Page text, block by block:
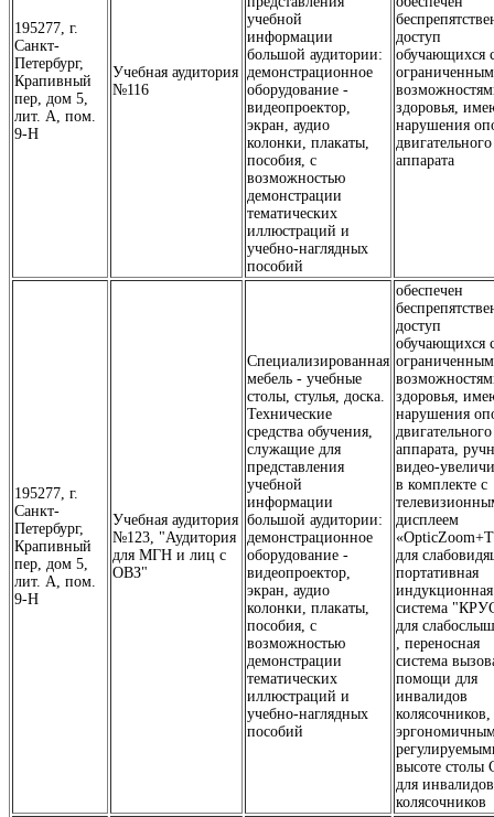
195277, г.
Санкт-
Петербург,
Крапивный
пер, дом 5,
лит. А, пом.
9-Н
Учебная аудитория
№116
учебной
информации
большой аудитории:
демонстрационное
оборудование -
видеопроектор,
экран, аудио
колонки, плакаты,
пособия, с
возможностью
демонстрации
тематических
иллюстраций и
учебно-наглядных
пособий
доступ
обучающихся
здоровья,
нарушения
двигательного
аппарата
195277, г.
Санкт-
Петербург,
Крапивный
пер, дом 5,
лит. А, пом.
9-Н
Учебная аудитория
№123, "Аудитория
для МГН и лиц с
ОВЗ"
Специализированная
мебель - учебные
столы, стулья, доска.
Технические
средства обучения,
служащие для
представления
учебной
информации
большой аудитории:
демонстрационное
оборудование -
видеопроектор,
экран, аудио
колонки, плакаты,
пособия, с
возможностью
демонстрации
тематических
иллюстраций и
учебно-наглядных
пособий
обеспечен
доступ
обучающихся
здоровья,
нарушения
двигательного
аппарата,
видео-
в комплекте с
дисплеем
для
портативная
индукционная
система
для
, переносная
система
помощи для
инвалидов
колясочников,
высоте столы
для инвалидов
колясочников